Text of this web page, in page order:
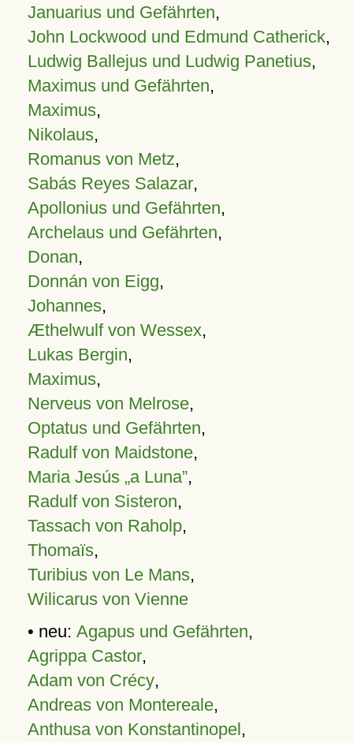
Januarius und Gefährten,
John Lockwood und Edmund Catherick,
Ludwig Ballejus und Ludwig Panetius,
Maximus und Gefährten,
Maximus,
Nikolaus,
Romanus von Metz,
Sabás Reyes Salazar,
Apollonius und Gefährten,
Archelaus und Gefährten,
Donan,
Donnán von Eigg,
Johannes,
Æthelwulf von Wessex,
Lukas Bergin,
Maximus,
Nerveus von Melrose,
Optatus und Gefährten,
Radulf von Maidstone,
Maria Jesús „a Luna”,
Radulf von Sisteron,
Tassach von Raholp,
Thomaïs,
Turibius von Le Mans,
Wilicarus von Vienne
• neu: Agapus und Gefährten,
Agrippa Castor,
Adam von Crécy,
Andreas von Montereale,
Anthusa von Konstantinopel,